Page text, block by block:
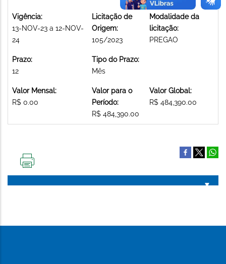
Vigência:
13-NOV-23 a 12-NOV-
24
Licitação de
Origem:
105/2023
Modalidade da
licitação:
PREGAO
Prazo:
12
Tipo do Prazo:
Mês
Valor Mensal:
R$ 0.00
Valor para o
Período:
R$ 484,390.00
Valor Global:
R$ 484,390.00
PÁGINA